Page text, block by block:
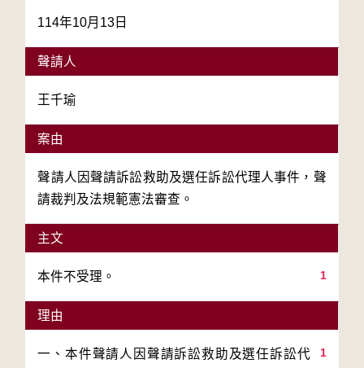
114年10月13日
聲請人
王千瑜
案由
聲請人因聲請訴訟救助及選任訴訟代理人事件，聲
請裁判及法規範憲法審查。
主文
1
本件不受理。
理由
1
一、本件聲請人因聲請訴訟救助及選任訴訟代